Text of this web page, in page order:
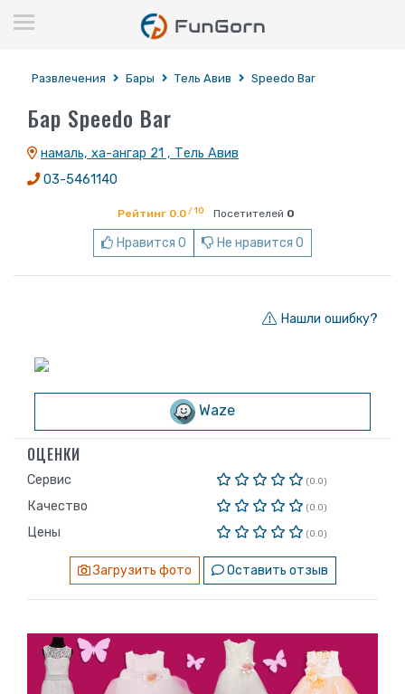
Развлечения Бары Тель Авив Speedo Bar
Бар Speedo Bar
намаль, ха-ангар 21 , Тель Авив
03-5461140
Рейтинг 0.0/ 10 Посетителей 0
Нравится 0 Не нравится 0
Нашли ошибку?
Waze
ОЦЕНКИ
Сервис (0.0)
Качество (0.0)
Цены (0.0)
Загрузить фото Оставить отзыв